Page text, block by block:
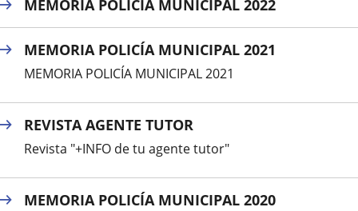
MEMORIA POLICÍA MUNICIPAL 2022
MEMORIA POLICÍA MUNICIPAL 2021
MEMORIA POLICÍA MUNICIPAL 2021
REVISTA AGENTE TUTOR
Revista "+INFO de tu agente tutor"
MEMORIA POLICÍA MUNICIPAL 2020